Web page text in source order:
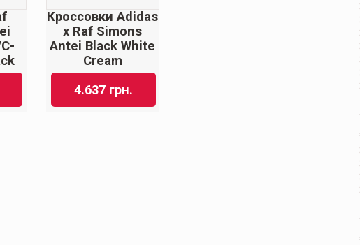
Кроссовки Adidas
x Raf Simons
Antei Black White
Cream
4.637 грн.